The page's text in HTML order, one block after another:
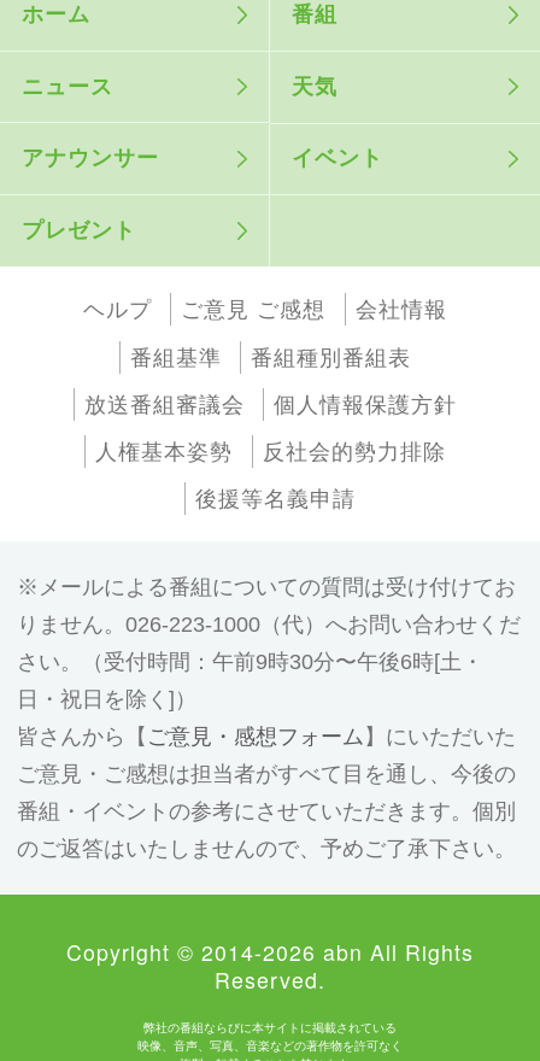
ホーム 番組
ニュース 天気
アナウンサー イベント
プレゼント
ヘルプ ご意見 ご感想
会社情報
番組基準
番組種別番組表
放送番組審議会
個人情報保護方針
人権基本姿勢
反社会的勢力排除
後援等名義申請
メールによる番組についての質問は受け付けてお
りません。026-223-1000（代）へお問い合わせくだ
さい。（受付時間：午前9時30分〜午後6時[土・
日・祝日を除く]）
皆さんから【 ご意見・感想フォーム 】にいただいた
ご意見・ご感想は担当者がすべて目を通し、今後の
番組・イベントの参考にさせていただきます。個別
のご返答はいたしませんので、予めご了承下さい。
Copyright © 2014-2026 abn All Rights
Reserved.
弊社の番組ならびに本サイトに掲載されている
映像、音声、写真、音楽などの著作物を許可なく